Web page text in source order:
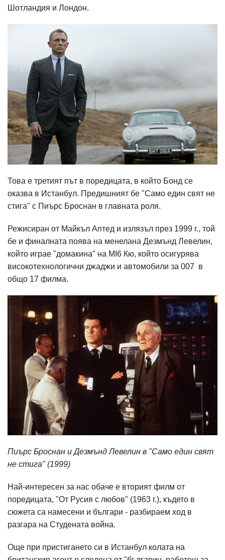
Шотландия и Лондон.
Това е третият път в поредицата, в който Бонд се
оказва в Истанбул. Предишният бе "Само един свят не
стига" с Пиърс Броснан в главната роля.
Режисиран от Майкъл Аптед и излязъл през 1999 г., той
бе и финалната поява на менелана Дезмънд Левелин,
който играе "домакина" на MI6 Кю, който осигурява
високотехнологични джаджи и автомобили за 007 в
общо 17 филма.
Пиърс Броснан и Дезмънд Левелин в "Само един свят
не стига" (1999)
Най-интересен за нас обаче е вторият филм от
поредицата, "От Русия с любов" (1963 г.), където в
сюжета са намесени и българи - разбираем ход в
разгара на Студената война.
Още при пристигането си в Истанбул колата на